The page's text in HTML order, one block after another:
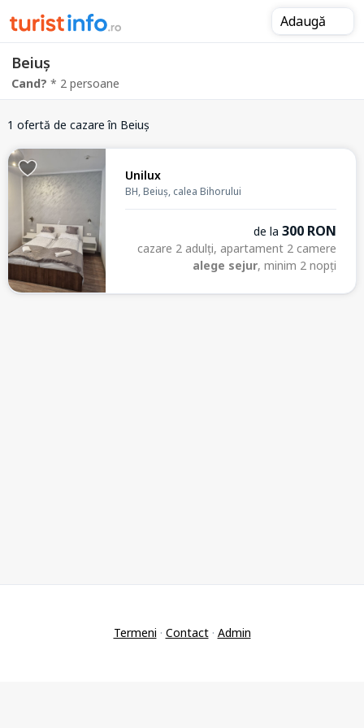
Adaugă
Beiuș
Cand? * 2 persoane
1 ofertă de cazareîn Beiuș
Unilux
BH, Beiuș, calea Bihorului
de la 300 RON
cazare 2 adulți, apartament 2 camere
alege sejur, minim 2 nopți
Termeni · Contact· Admin